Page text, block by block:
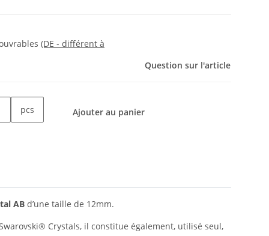
(DE - différent à
Question sur l'article
pcs Ajouter au panier
AB d’une taille de 12mm.
Crystals, il constitue également, utilisé seul,